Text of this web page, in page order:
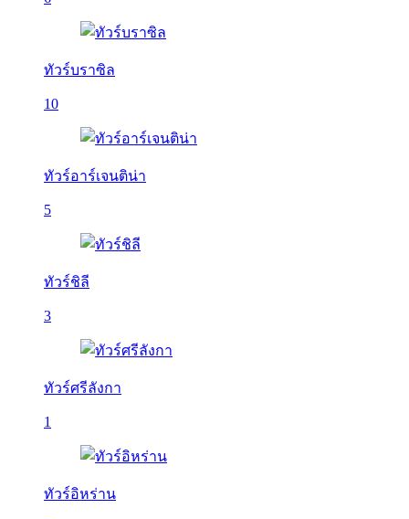
ทัวร์บราซิล
10
ทัวร์อาร์เจนติน่า
5
ทัวร์ชิลี
3
ทัวร์ศรีลังกา
1
ทัวร์อิหร่าน